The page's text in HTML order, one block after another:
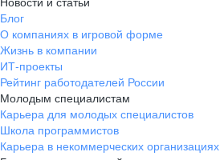
Блог
О компаниях в игровой форме
Жизнь в компании
ИТ-проекты
Рейтинг работодателей России
Молодым специалистам
Карьера для молодых специалистов
Школа программистов
Карьера в некоммерческих организациях